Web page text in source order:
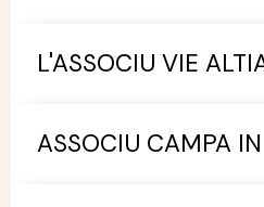
L'ASSOCIU VIE
ASSOCIU CAMPA